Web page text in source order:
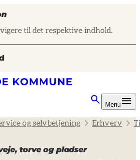
til det respektive indhold.
Menu
og selvbetjening Erhverv
torve og pladser
senest opdateret 22. januar 2025